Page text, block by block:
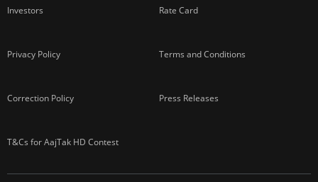
Investors Rate Card
Privacy Policy Terms and Conditions
Correction Policy Press Releases
T&Cs for AajTak HD Contest